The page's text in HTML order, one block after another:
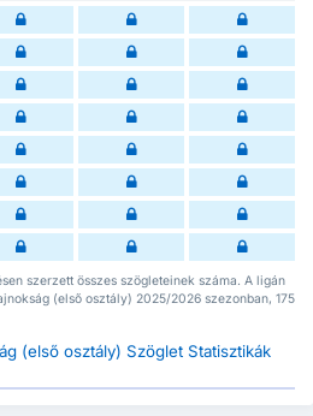
szerzett összes szögleteinek száma. A ligán
(első osztály) 2025/2026 szezonban, 175
(első osztály) Szöglet Statisztikák